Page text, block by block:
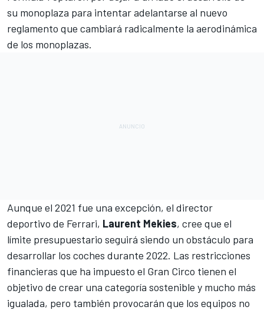
su monoplaza para intentar adelantarse al nuevo
reglamento que cambiará radicalmente la aerodinámica
de los monoplazas.
Aunque el 2021 fue una excepción, el director
deportivo de Ferrari, Laurent Mekies, cree que el
límite presupuestario seguirá siendo un obstáculo para
desarrollar los coches durante 2022. Las restricciones
financieras que ha impuesto el Gran Circo tienen el
objetivo de crear una categoría sostenible y mucho más
igualada, pero también provocarán que los equipos no